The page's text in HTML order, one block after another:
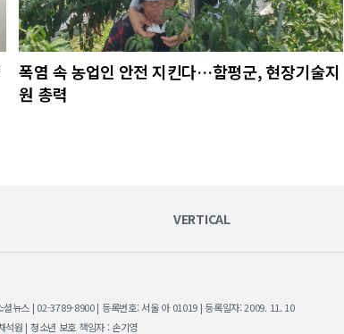
폭염 속 농업인 안전 지킨다…함평군, 현장기술지
원 총력
VERTICAL
뉴스 | 02-3789-8900 | 등록번호: 서울 아 01019 | 등록일자: 2009. 11. 10
원 | 청소년 보호 책임자 : 손기영